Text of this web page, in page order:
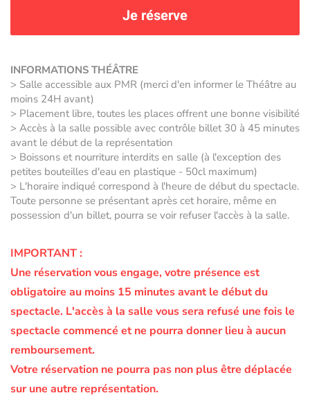
Je réserve
INFORMATIONS THÉÂTRE
> Salle accessible aux PMR (merci d'en informer le Théâtre au
moins 24H avant)
> Placement libre, toutes les places offrent une bonne visibilité
> Accès à la salle possible avec contrôle billet 30 à 45 minutes
avant le début de la représentation
> Boissons et nourriture interdits en salle (à l'exception des
petites bouteilles d'eau en plastique - 50cl maximum)
> L'horaire indiqué correspond à l'heure de début du spectacle.
Toute personne se présentant après cet horaire, même en
possession d'un billet, pourra se voir refuser l'accès à la salle.
IMPORTANT :
Une réservation vous engage, votre présence est
obligatoire au moins 15 minutes avant le début du
spectacle. L'accès à la salle vous sera refusé une fois le
spectacle commencé et ne pourra donner lieu à aucun
remboursement.
Votre réservation ne pourra pas non plus être déplacée
sur une autre représentation.